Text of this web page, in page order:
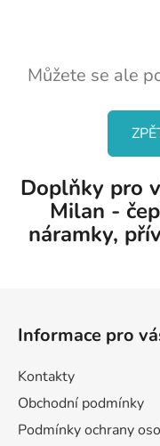
Můžete se ale
Doplňky pro
Milan -
náramky,
Informace pro
Kontakty
Obchodní podmínky
Podmínky ochrany